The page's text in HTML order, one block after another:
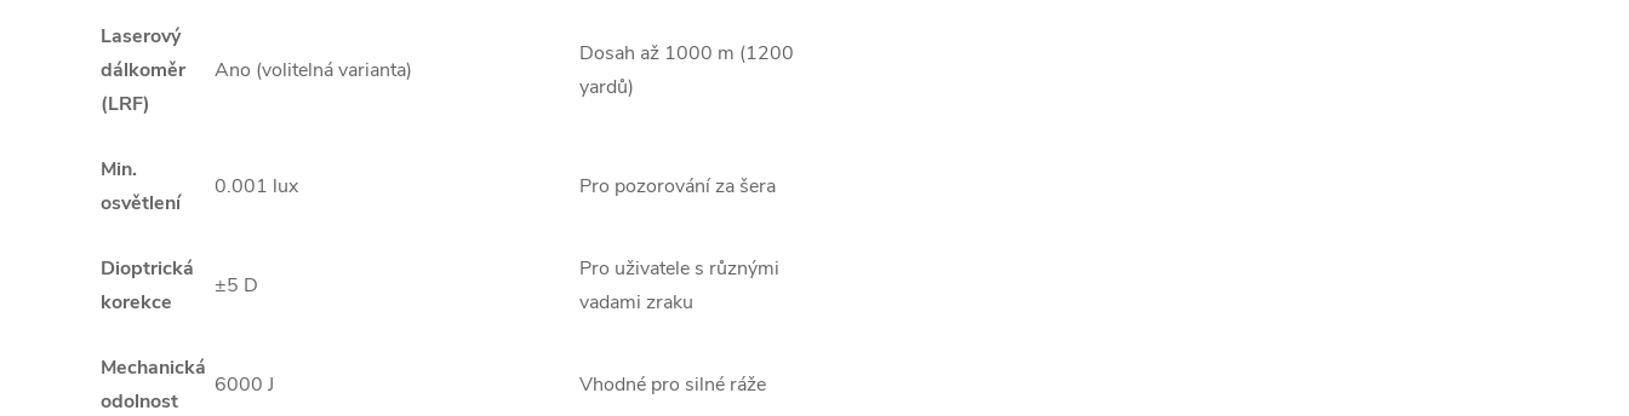
Laserový
dálkoměr
(LRF)
Ano (volitelná varianta)
Dosah až 1000 m (1200
yardů)
Min.
osvětlení
0.001 lux Pro pozorování za šera
Dioptrická
korekce
±5 D
Pro uživatele s různými
vadami zraku
Mechanická
odolnost
6000 J Vhodné pro silné ráže